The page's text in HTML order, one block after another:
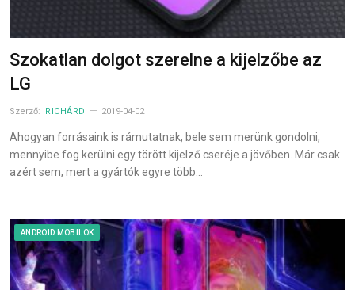
Szokatlan dolgot szerelne a kijelzőbe az
LG
Szerző: RICHÁRD 2019-04-02
Ahogyan forrásaink is rámutatnak, bele sem merünk gondolni,
mennyibe fog kerülni egy törött kijelző cseréje a jövőben. Már csak
azért sem, mert a gyártók egyre több…
ANDROID MOBILOK